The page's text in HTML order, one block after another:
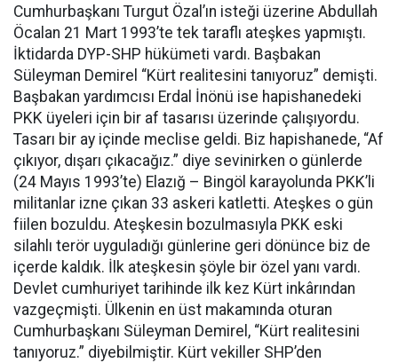
Cumhurbaşkanı Turgut Özal’ın isteği üzerine Abdullah
Öcalan 21 Mart 1993’te tek taraflı ateşkes yapmıştı.
İktidarda DYP-SHP hükümeti vardı. Başbakan
Süleyman Demirel “Kürt realitesini tanıyoruz” demişti.
Başbakan yardımcısı Erdal İnönü ise hapishanedeki
PKK üyeleri için bir af tasarısı üzerinde çalışıyordu.
Tasarı bir ay içinde meclise geldi. Biz hapishanede, “Af
çıkıyor, dışarı çıkacağız.” diye sevinirken o günlerde
(24 Mayıs 1993’te) Elazığ – Bingöl karayolunda PKK’li
militanlar izne çıkan 33 askeri katletti. Ateşkes o gün
fiilen bozuldu. Ateşkesin bozulmasıyla PKK eski
silahlı terör uyguladığı günlerine geri dönünce biz de
içerde kaldık. İlk ateşkesin şöyle bir özel yanı vardı.
Devlet cumhuriyet tarihinde ilk kez Kürt inkârından
vazgeçmişti. Ülkenin en üst makamında oturan
Cumhurbaşkanı Süleyman Demirel, “Kürt realitesini
tanıyoruz.” diyebilmiştir. Kürt vekiller SHP’den